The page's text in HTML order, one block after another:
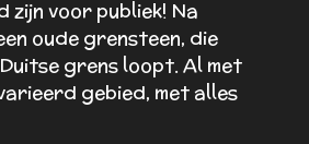
zijn voor publiek! Na
oude grensteen, die
grens loopt. Al met
gebied, met alles